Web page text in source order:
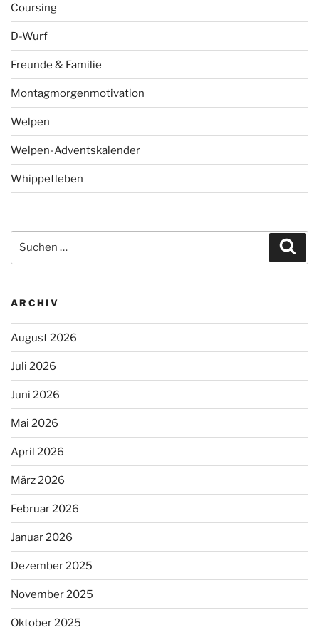
Coursing
D-Wurf
Freunde & Familie
Montagmorgenmotivation
Welpen
Welpen-Adventskalender
Whippetleben
nach:
ARCHIV
August 2026
Juli 2026
Juni 2026
Mai 2026
April 2026
März 2026
Februar 2026
Januar 2026
Dezember 2025
November 2025
Oktober 2025